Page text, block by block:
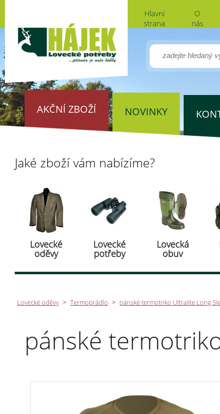
Hlavní
strana
O
nás
AKČNÍ ZBOŽÍ NOVINKY
Jaké zboží vám nabízíme?
Lovecké
oděvy
Lovecké
potřeby
Lovecká
obuv
Lovecké oděvy > Termoprádlo > pánské termotriko Ultralite Long
pánské